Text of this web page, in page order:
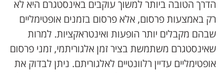
הדרך הטובה ביותר למשוך עוקבים באינסטגרם היא לא
רק באמצעות פרסום, אלא פרסום בזמנים אופטימליים
שבהם מקבלים יותר הופעות ואינטראקציות. למרות
שאינסטגרם משתמשת בציר זמן אלגוריתמי, זמני פרסום
אופטימליים עדיין רלוונטיים לאלגוריתם. ניתן לבדוק את